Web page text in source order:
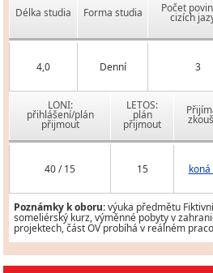
Délka studia Forma studia Počet
cizích
4,0 Denní 3
LONI:
přihlášení/plán
přijmout
LETOS:
plán
přijmout
40 / 15 15 koná
Poznámky k oboru:výuka předmětu
someliérský kurz, výměnné pobyty v
projektech, část OV probíhá v reálném